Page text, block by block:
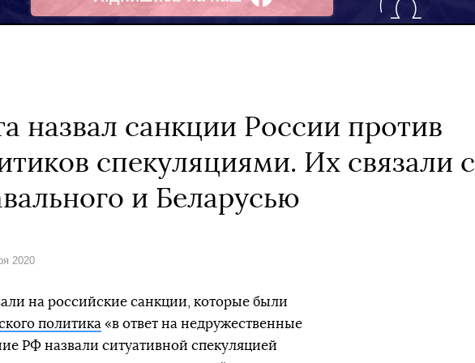
Facebook
назвал санкции России против
спекуляциями. Их связали с
и Беларусью
2020
на российские санкции, которые были
политика «в ответ на недружественные
РФ назвали ситуативной спекуляцией